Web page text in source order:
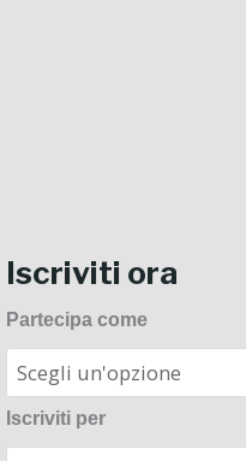
Iscriviti ora
Partecipa come
Iscriviti per
Performing